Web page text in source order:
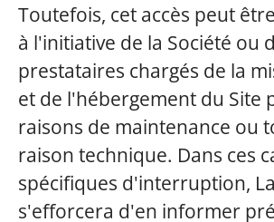
Toutefois, cet accès peut
à l'initiative de la Société ou
prestataires chargés de la
et de l'hébergement du Site
raisons de maintenance ou
raison technique. Dans ces
spécifiques d'interruption,
s'efforcera d'en informer